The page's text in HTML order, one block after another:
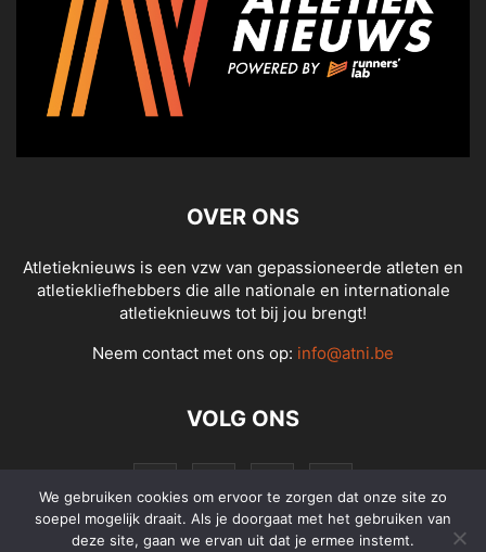
OVER ONS
Atletieknieuws is een vzw van gepassioneerde atleten en
atletiekliefhebbers die alle nationale en internationale
atletieknieuws tot bij jou brengt!
Neem contact met ons op: info@atni.be
VOLG ONS
We gebruiken cookies om ervoor te zorgen dat onze site zo
soepel mogelijk draait. Als je doorgaat met het gebruiken van
deze site, gaan we ervan uit dat je ermee instemt.